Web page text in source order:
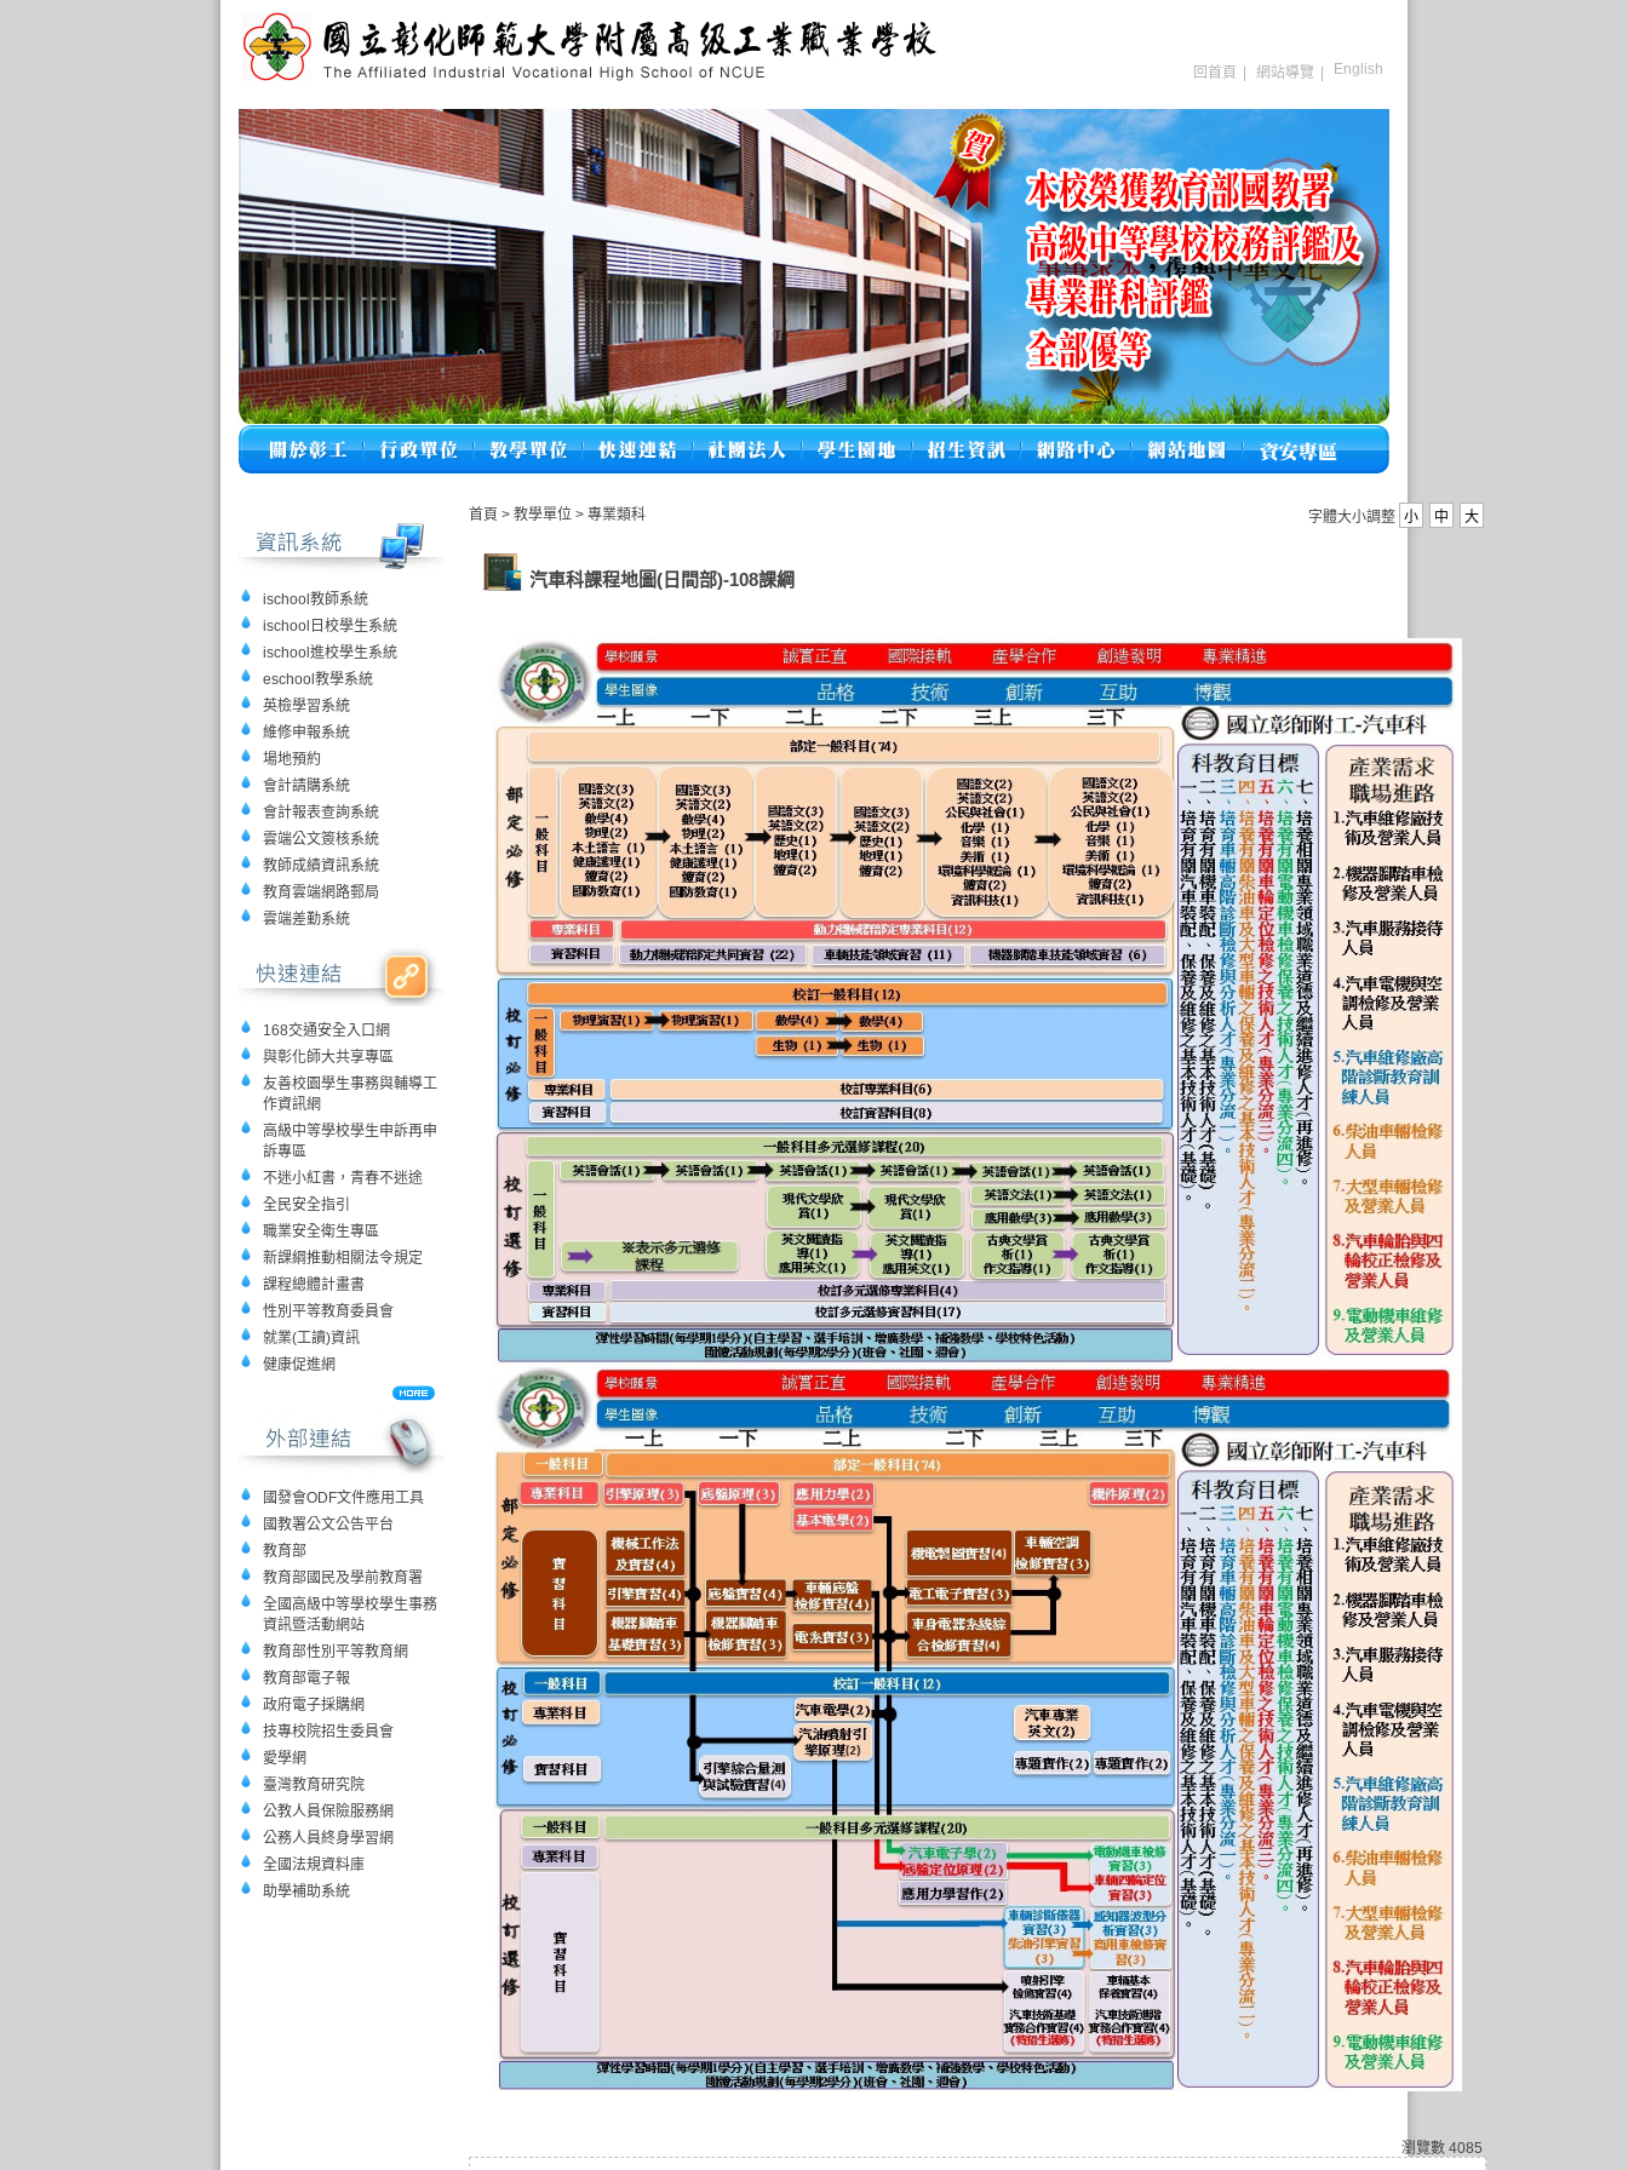
回首頁 網站導覽 English
ischool教師系統
ischool日校學生系統
ischool進校學生系統
eschool教學系統
英檢學習系統
維修申報系統
場地預約
會計請購系統
會計報表查詢系統
雲端公文簽核系統
教師成績資訊系統
教育雲端網路郵局
雲端差勤系統
168交通安全入口網
與彰化師大共享專區
友善校園學生事務與輔導工
作資訊網
高級中等學校學生申訴再申
訴專區
不迷小紅書，青春不迷途
全民安全指引
職業安全衛生專區
新課綱推動相關法令規定
課程總體計畫書
性別平等教育委員會
就業(工讀)資訊
健康促進網
國發會ODF文件應用工具
國教署公文公告平台
教育部
教育部國民及學前教育署
全國高級中等學校學生事務
資訊暨活動網站
教育部性別平等教育網
教育部電子報
政府電子採購網
技專校院招生委員會
愛學網
臺灣教育研究院
公教人員保險服務網
公務人員終身學習網
全國法規資料庫
助學補助系統
首頁 > 教學單位 > 專業類科 字體大小調整 小 中 大
汽車科課程地圖(日間部)-108課綱
瀏覽數 4085